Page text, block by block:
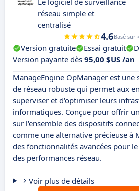
Le logiciel de surveillance
réseau simple et
centralisé
4.6Basé sur
Version gratuite Essai gratuit
Version payante dès 95,00 $US /an
ManageEngine OpManager est
de réseau robuste qui permet aux
superviser et d'optimiser leurs
informatiques. Conçue pour offrir
sur l'ensemble des dispositifs
comme une alternative précieuse à
des fonctionnalités avancées pour
des performances réseau.
Voir plus de détails